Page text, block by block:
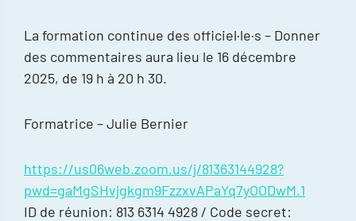
La formation continue des officiel·le·s – Donner
des commentaires aura lieu le 16 décembre
2025, de 19 h à 20 h 30.
Formatrice – Julie Bernier
https://us06web.zoom.us/j/81363144928?
pwd=gaMgSHvjgkgm9FzzxvAPaYq7yOODwM.1
ID de réunion: 813 6314 4928 / Code secret: